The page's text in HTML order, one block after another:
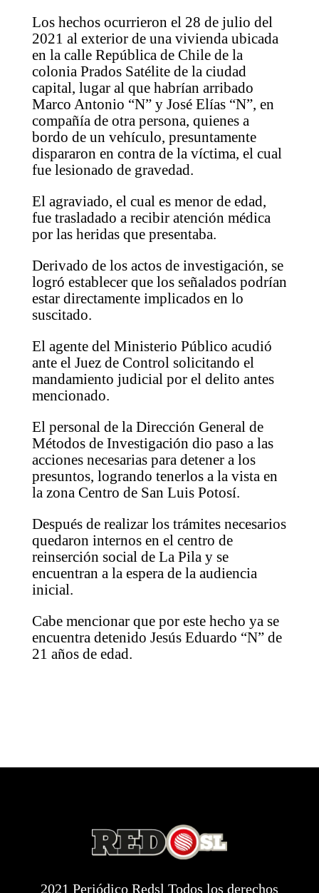
Los hechos ocurrieron el 28 de julio del
2021 al exterior de una vivienda ubicada
en la calle República de Chile de la
colonia Prados Satélite de la ciudad
capital, lugar al que habrían arribado
Marco Antonio “N” y José Elías “N”, en
compañía de otra persona, quienes a
bordo de un vehículo, presuntamente
dispararon en contra de la víctima, el cual
fue lesionado de gravedad.
El agraviado, el cual es menor de edad,
fue trasladado a recibir atención médica
por las heridas que presentaba.
Derivado de los actos de investigación, se
logró establecer que los señalados podrían
estar directamente implicados en lo
suscitado.
El agente del Ministerio Público acudió
ante el Juez de Control solicitando el
mandamiento judicial por el delito antes
mencionado.
El personal de la Dirección General de
Métodos de Investigación dio paso a las
acciones necesarias para detener a los
presuntos, logrando tenerlos a la vista en
la zona Centro de San Luis Potosí.
Después de realizar los trámites necesarios
quedaron internos en el centro de
reinserción social de La Pila y se
encuentran a la espera de la audiencia
inicial.
Cabe mencionar que por este hecho ya se
encuentra detenido Jesús Eduardo “N” de
21 años de edad.
2021 Periódico Redsl Todos los derechos